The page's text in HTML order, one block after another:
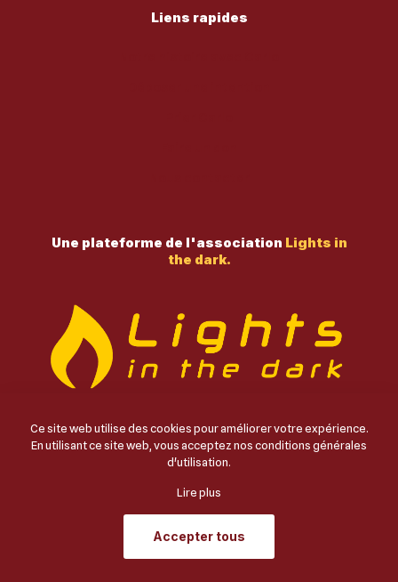
Liens rapides
Une plateforme de l'association Lights in
the dark.
© 2024 MIRACLES DE CARLO.COM | TOUS DROITS
DARK
Ce site web utilise des cookies pour améliorer votre expérience.
En utilisant ce site web, vous acceptez nosconditions générales
d'utilisation.
Lire plus
Accepter tous